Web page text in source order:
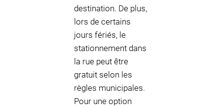
destination. De plus,
lors de certains
jours fériés, le
stationnement dans
la rue peut être
gratuit selon les
règles municipales.
Pour une option